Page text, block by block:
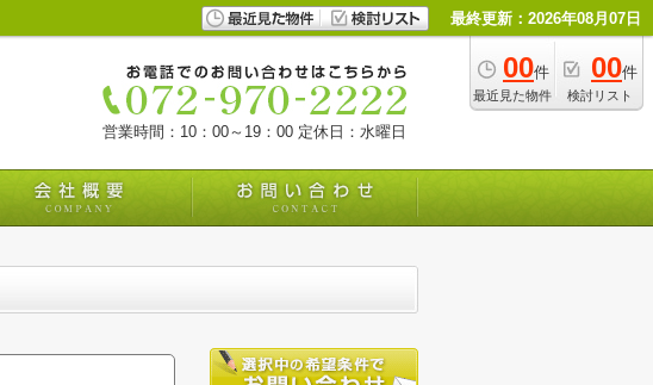
最終更新：2026年08月07日
00件
最近見た物件
00件
検討リスト
営業時間：10：00～19：00 定休日：水曜日